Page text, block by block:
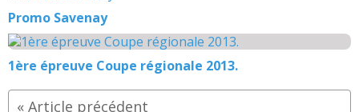
Promo Savenay
1ère épreuve Coupe régionale 2013.